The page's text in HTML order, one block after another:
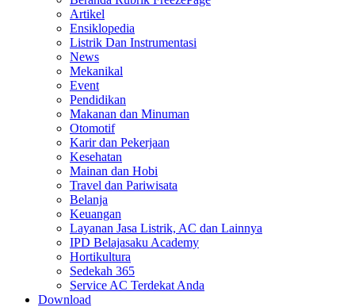
Artikel
Ensiklopedia
Listrik Dan Instrumentasi
News
Mekanikal
Event
Pendidikan
Makanan dan Minuman
Otomotif
Karir dan Pekerjaan
Kesehatan
Mainan dan Hobi
Travel dan Pariwisata
Belanja
Keuangan
Layanan Jasa Listrik, AC dan Lainnya
IPD Belajasaku Academy
Hortikultura
Sedekah 365
Service AC Terdekat Anda
Download